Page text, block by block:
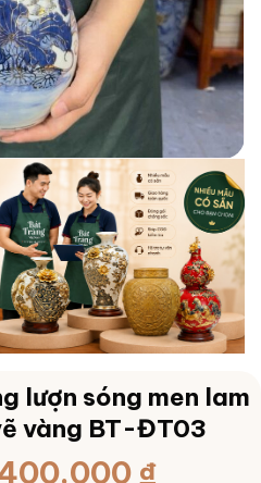
lượn sóng men lam
vàng BT-ĐT03
₫